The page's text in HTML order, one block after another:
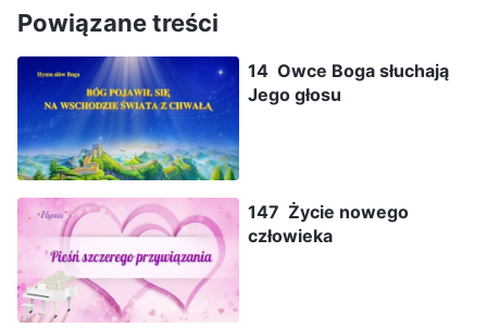
Powiązane treści
14 Owce Boga słuchają
Jego głosu
147 Życie nowego
człowieka